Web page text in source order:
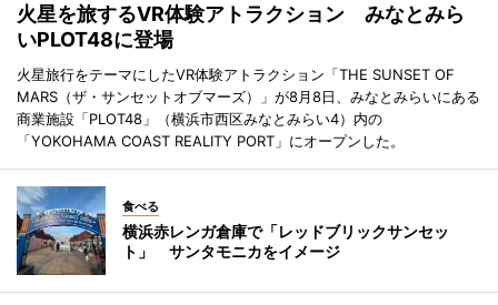
火星を旅するVR体験アトラクション みなとみら
いPLOT48に登場
火星旅行をテーマにしたVR体験アトラクション「THE SUNSET OF
MARS（ザ・サンセットオブマーズ）」が8月8日、みなとみらいにある
商業施設「PLOT48」（横浜市西区みなとみらい4）内の
「YOKOHAMA COAST REALITY PORT」にオープンした。
食べる
横浜赤レンガ倉庫で「レッドブリックサンセッ
ト」 サンタモニカをイメージ